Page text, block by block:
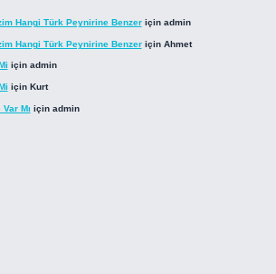
Hangi Türk Peynirine Benzeriçin admin
Hangi Türk Peynirine Benzeriçin Ahmet
için admin
için Kurt
Mı için admin